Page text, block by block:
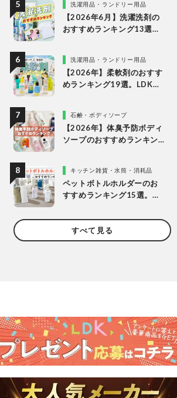
比較洗濯用品・ランドリー用品
【2026年6月】洗濯洗剤の
おすすめランキング13選。
検証洗濯用品・ランドリー用品
【2026年】柔軟剤のおすす
めランキング19選。LDKが
石鹸・ボディソープ
【2026年】体臭予防ボディ
ソープのおすすめランキン
キッチン雑貨・水筒・消耗品
ペットボトルホルダーのお
すすめランキング15選。
製品を比較
すべて見る